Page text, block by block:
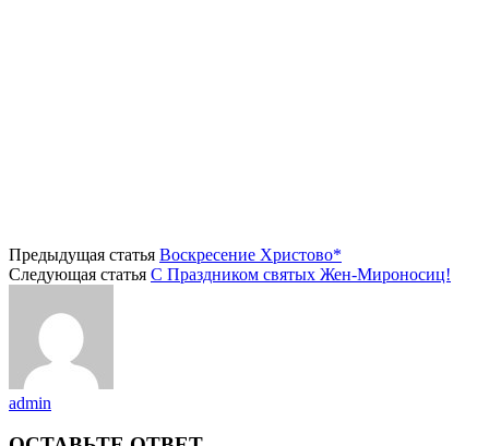
Предыдущая статья Воскресение Христово*
Следующая статья С Праздником святых Жен-Мироносиц!
admin